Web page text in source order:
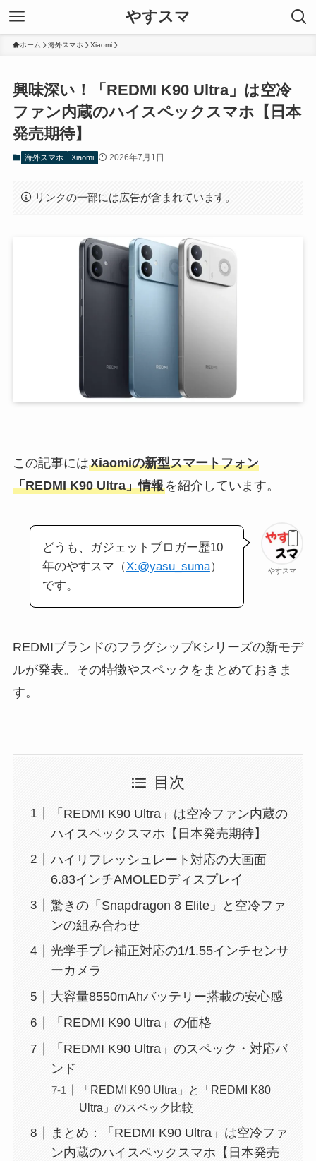
やすスマ
ホーム 海外スマホ Xiaomi
興味深い！「REDMI K90 Ultra」は空冷
ファン内蔵のハイスペックスマホ【日本
発売期待】
海外スマホ Xiaomi 2026年7月1日
リンクの一部には広告が含まれています。
この記事にはXiaomiの新型スマートフォン
「REDMI K90 Ultra」情報を紹介しています。
やすスマ
どうも、ガジェットブロガー歴10
年のやすスマ（X:@yasu_suma）
です。
REDMIブランドのフラグシップKシリーズの新モデ
ルが発表。その特徴やスペックをまとめておきま
す。
目次
「REDMI K90 Ultra」は空冷ファン内蔵の
ハイスペックスマホ【日本発売期待】
ハイリフレッシュレート対応の大画面
6.83インチAMOLEDディスプレイ
驚きの「Snapdragon 8 Elite」と空冷ファ
ンの組み合わせ
光学手ブレ補正対応の1/1.55インチセンサ
ーカメラ
大容量8550mAhバッテリー搭載の安心感
「REDMI K90 Ultra」の価格
「REDMI K90 Ultra」のスペック・対応バ
ンド
「REDMI K90 Ultra」と「REDMI K80
Ultra」のスペック比較
まとめ：「REDMI K90 Ultra」は空冷ファ
ン内蔵のハイスペックスマホ【日本発売